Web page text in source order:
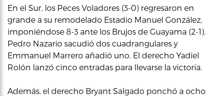
En el Sur, los Peces Voladores (3-0) regresaron en
grande a su remodelado Estadio Manuel González,
imponiéndose 8-3 ante los Brujos de Guayama (2-1).
Pedro Nazario sacudió dos cuadrangulares y
Emmanuel Marrero añadió uno. El derecho Yadiel
Rolón lanzó cinco entradas para llevarse la victoria.
Además, el derecho Bryant Salgado ponchó a ocho